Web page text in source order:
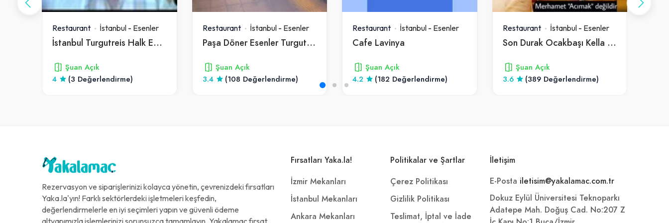
Restaurant İstanbul - Esenler
İstanbul Turgutreis Halk Ekmek Büfesi
Şuan Açık
4
(3 Değerlendirme)
Restaurant İstanbul- Esenler
Paşa Döner Esenler Turgut Reis
Şuan Açık
3.4
(108 Değerlendirme)
Restaurant İstanbul - Esenler
Cafe Lavinya
Şuan Açık
4.2
(182 Değerlendirme)
Restaurant İstanbul- Esenler
Son Durak Ocakbaşı Kella Paça
Şuan Açık
3.6
(389 Değerlendirme)
Rezervasyon ve siparişlerinizi kolayca yönetin, çevrenizdeki fırsatları
Yaka.la'yın! Farklı sektörlerdeki işletmeleri keşfedin,
değerlendirmelerle en iyi seçimleri yapın ve güvenli ödeme
Fırsatları Yaka.la!
İzmir Mekanları
İstanbul Mekanları
Ankara Mekanları
Politikalar ve Şartlar
Çerez Politikası
Gizlilik Politikası
Teslimat, İptal ve İade
İletişim
E-Posta iletisim@yakalamac.com.tr
Dokuz Eylül Üniversitesi Teknoparkı
Adatepe Mah. Doğuş Cad. No:207 Z